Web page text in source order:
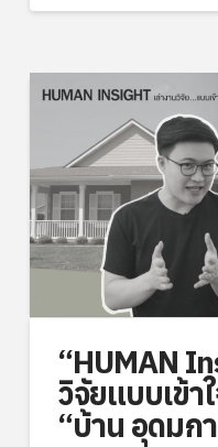
“HUMAN
วิจัยแบบเข้า
“บ้าน อุดมก